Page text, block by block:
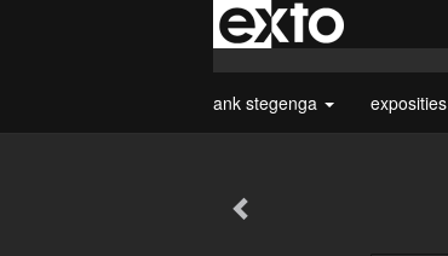
ank stegenga exposities